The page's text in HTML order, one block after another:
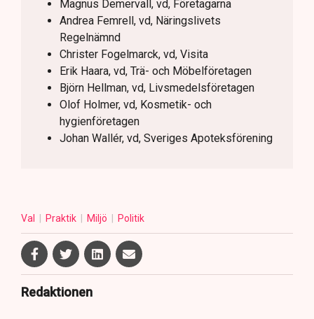
Magnus Demervall, vd, Företagarna
Andrea Femrell, vd, Näringslivets
Regelnämnd
Christer Fogelmarck, vd, Visita
Erik Haara, vd, Trä- och Möbelföretagen
Björn Hellman, vd, Livsmedelsföretagen
Olof Holmer, vd, Kosmetik- och
hygienföretagen
Johan Wallér, vd, Sveriges Apoteksförening
Val Praktik Miljö Politik
Redaktionen